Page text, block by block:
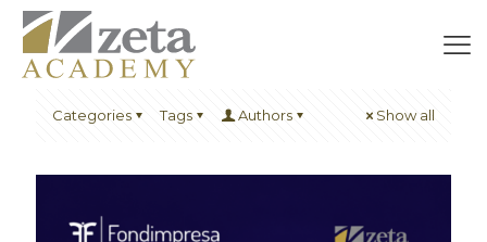
Categories Tags Authors Show all